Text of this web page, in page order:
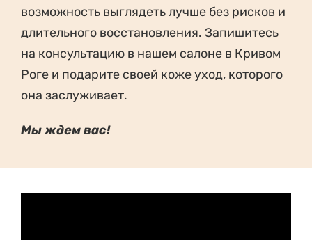
возможность выглядеть лучше без рисков и
длительного восстановления. Запишитесь
на консультацию в нашем салоне в Кривом
Роге и подарите своей коже уход, которого
она заслуживает.
Мы ждем вас!